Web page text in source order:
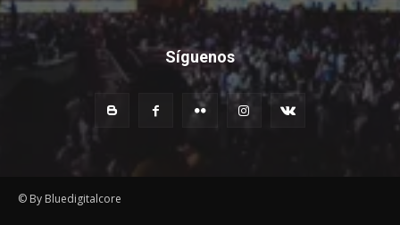
Síguenos
© By Bluedigitalcore